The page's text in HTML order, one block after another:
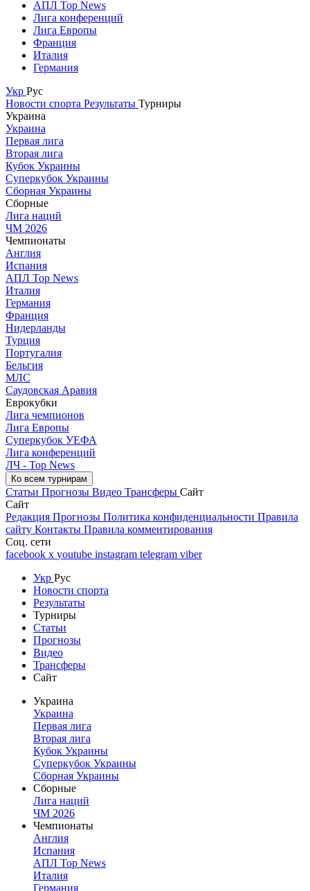
АПЛ Top News
Лига конференций
Лига Европы
Франция
Италия
Германия
Укр Рус
Новости спорта Результаты Турниры
Украина
Украина
Первая лига
Вторая лига
Кубок Украины
Суперкубок Украины
Сборная Украины
Сборные
Лига наций
ЧМ 2026
Чемпионаты
Англия
Испания
АПЛ Top News
Италия
Германия
Франция
Нидерланды
Турция
Португалия
Бельгия
МЛС
Саудовская Аравия
Еврокубки
Лига чемпионов
Лига Европы
Суперкубок УЕФА
Лига конференций
ЛЧ - Top News
Ко всем турнирам
Статьи Прогнозы Видео Трансферы Сайт
Сайт
Редакция Прогнозы Политика конфиденциальности Правила
сайту Контакты Правила комментирования
Соц. сети
facebook x youtube instagram telegram viber
Укр Рус
Новости спорта
Результаты
Турниры
Статьи
Прогнозы
Видео
Трансферы
Сайт
Украина
Украина
Первая лига
Вторая лига
Кубок Украины
Суперкубок Украины
Сборная Украины
Сборные
Лига наций
ЧМ 2026
Чемпионаты
Англия
Испания
АПЛ Top News
Италия
Германия